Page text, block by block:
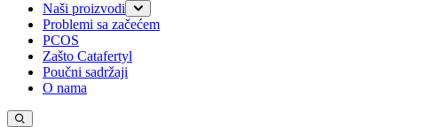
Naši proizvodi
Catafertyl FOR HER
Problemi sa začećem
PCOS
Zašto Catafertyl
Poučni sadržaji
O nama